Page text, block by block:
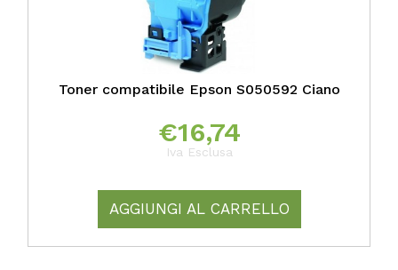
Toner compatibile Epson S050592 Ciano
€16,74
Iva Esclusa
AGGIUNGI AL CARRELLO